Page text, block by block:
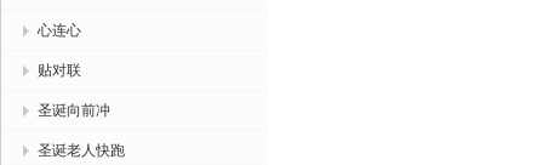
心连心
贴对联
圣诞向前冲
圣诞老人快跑